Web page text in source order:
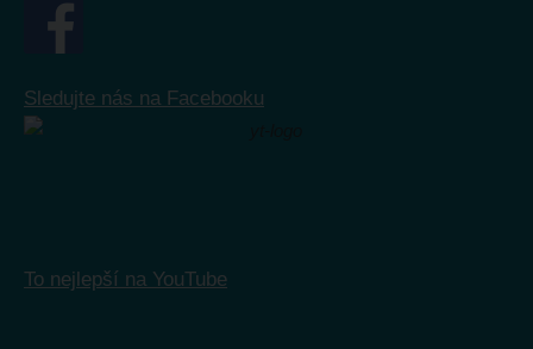
Sledujte nás na Facebooku
To nejlepší na YouTube